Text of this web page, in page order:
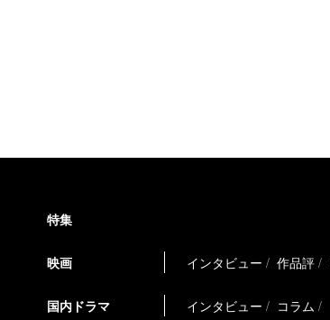
特集
映画 インタビュー 作品評
国内ドラマ インタビュー コラム